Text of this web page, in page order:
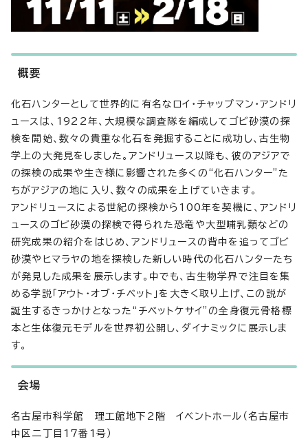
概要
化石ハンターとして世界的に有名なロイ・チャップマン・アンドリ
ュースは、1922年、大規模な調査隊を編成してゴビ砂漠の探
検を開始、数々の貴重な化石を発掘することに成功し、古生物
学上の大発見をしました。アンドリュース以降も、彼のアジアで
の探検の成果や生き様に影響された多くの“化石ハンター”た
ちがアジアの地に入り、数々の成果を上げていきます。
アンドリュースによる世紀の探検から100年を契機に、アンドリ
ュースのゴビ砂漠の探検で得られた恐竜や大型哺乳類などの
研究成果の紹介をはじめ、アンドリュースの背中を追ってゴビ
砂漠やヒマラヤの地を探検した新しい時代の化石ハンターたち
が発見した成果を展示します。中でも、古生物学界で注目を集
める学説「アウト・オブ・チベット」を大きく取り上げ、この説が
誕生するきっかけとなった“チベットケサイ”の全身復元骨格標
本と生体復元モデルを世界初公開し、ダイナミックに展示しま
す。
会場
名古屋市科学館 理工館地下2階 イベントホール（名古屋市
中区二丁目17番1号）